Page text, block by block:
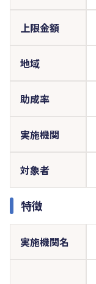
上限金額
地域
助成率
実施機関
対象者
特徴
実施機関名